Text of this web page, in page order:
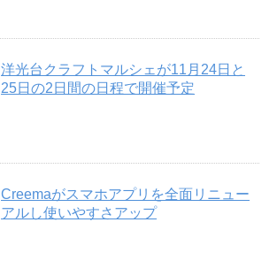
洋光台クラフトマルシェが11月24日と
25日の2日間の日程で開催予定
Creemaがスマホアプリを全面リニュー
アルし使いやすさアップ